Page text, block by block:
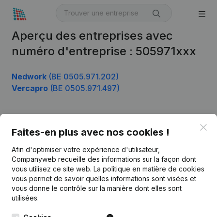
Aperçu des entreprises avec
numéro d'entreprise : 505971xxx
Nedwork (BE 0505.971.202)
Vercapro (BE 0505.971.497)
Faites-en plus avec nos cookies !
Afin d'optimiser votre expérience d'utilisateur,
Companyweb recueille des informations sur la façon dont
vous utilisez ce site web. La politique en matière de cookies
vous permet de savoir quelles informations sont visées et
vous donne le contrôle sur la manière dont elles sont
utilisées.
Français
Kantorenpark Everest
248D,
Monitoring
Recherche internationale